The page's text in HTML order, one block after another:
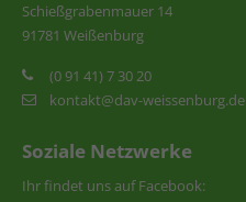
Schießgrabenmauer 14
91781 Weißenburg
(0 91 41) 7 30 20
kontakt@dav-weissenburg.de
Soziale Netzwerke
Ihr findet uns auf Facebook: